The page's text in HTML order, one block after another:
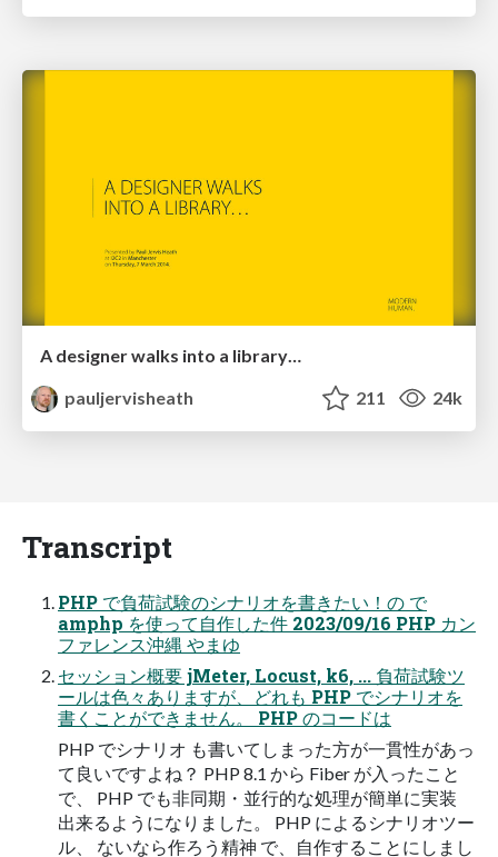
A designer walks into a library…
pauljervisheath
211 24k
Transcript
PHP で負荷試験のシナリオを書きたい！の で
amphp を使って自作した件 2023/09/16 PHP カン
ファレンス沖縄 やまゆ
セッション概要 jMeter, Locust, k6, ... 負荷試験ツ
ールは色々ありますが、どれも PHP でシナリオを
書くことができません。 PHP のコードは
PHP でシナリオ も書いてしまった方が一貫性があっ
て良いですよね？ PHP 8.1 から Fiber が入ったこと
で、 PHP でも非同期・並行的な処理が簡単に実装
出来るようになりました。 PHP によるシナリオツー
ル、 ないなら作ろう精神 で、自作することにしまし